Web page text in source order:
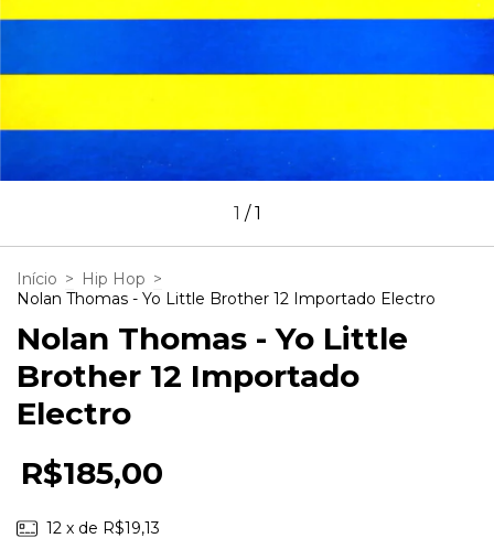
1 /1
Início > Hip Hop >
Nolan Thomas - Yo Little Brother 12 Importado Electro
Nolan Thomas - Yo Little
Brother 12 Importado
Electro
R$185,00
12 x de R$19,13